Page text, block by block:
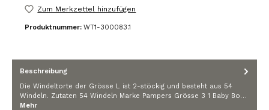
Zum Merkzettel hinzufügen
Produktnummer: WT1-300083.1
Beschreibung
Die Windeltorte der Grösse L ist 2-stöckig und besteht aus 54
Windeln. Zutaten 54 Windeln Marke Pampers Grösse 3 1 Baby Bo…
Mehr